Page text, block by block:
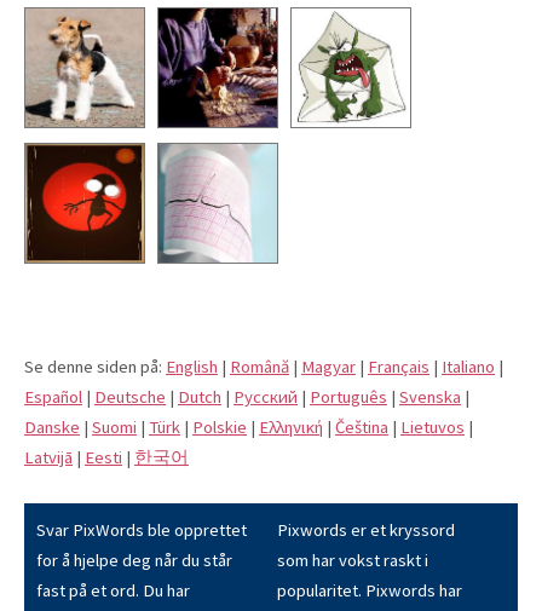
Se denne siden på: English | Română | Magyar | Français | Italiano |
Español | Deutsche | Dutch | Pусский | Português | Svenska |
Danske | Suomi | Türk | Polskie | Eλληνική | Čeština | Lietuvos |
Latvijā | Eesti | 한국어
Svar PixWords ble opprettet
for å hjelpe deg når du står
fast på et ord. Du har
Pixwords er et kryssord
som har vokst raskt i
popularitet. Pixwords har